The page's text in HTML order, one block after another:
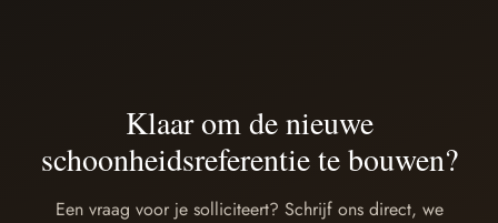
Klaar om de nieuwe
schoonheidsreferentie te bouwen?
Een vraag voor je solliciteert? Schrijf ons direct, we